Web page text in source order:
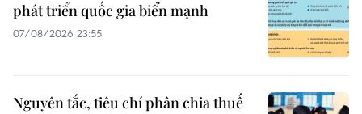
phát triển quốc gia biển mạnh
07/08/2026 23:55
Nguyên tắc, tiêu chí phân chia thuế